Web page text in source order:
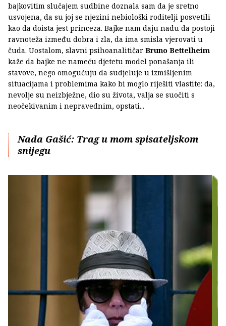
bajkovitim slučajem sudbine doznala sam da je sretno
usvojena, da su joj se njezini nebiološki roditelji posvetili
kao da doista jest princeza. Bajke nam daju nadu da postoji
ravnoteža između dobra i zla, da ima smisla vjerovati u
čuda. Uostalom, slavni psihoanalitičar Bruno Bettelheim
kaže da bajke ne nameću djetetu model ponašanja ili
stavove, nego omogućuju da sudjeluje u izmišljenim
situacijama i problemima kako bi moglo riješiti vlastite: da,
nevolje su neizbježne, dio su života, valja se suočiti s
neočekivanim i nepravednim, opstati...
Nada Gašić: Trag u mom spisateljskom
snijegu